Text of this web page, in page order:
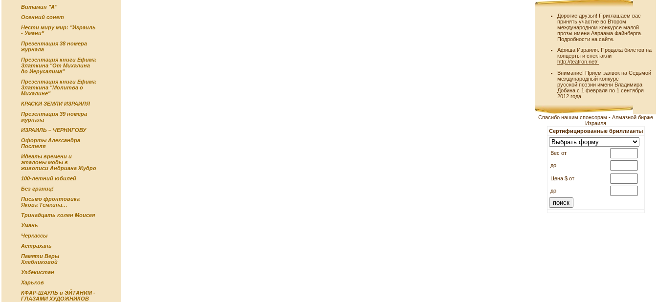
Витамин "А"
Осенний сонет
Нести миру мир: "Израиль
- Умани"
Презентация 38 номера
журнала
Презентация книги Ефима
Златкина "От Михалина
до Иерусалима"
Презентация книги Ефима
Златкина "Молитва о
Михалине"
КРАСКИ ЗЕМЛИ ИЗРАИЛЯ
Презентация 39 номера
журнала
ИЗРАИЛЬ – ЧЕРНИГОВУ
Офорты Александра
Постеля
Идеалы времени и
эталоны моды в
живописи Андриана Жудро
100-летний юбилей
Без границ!
Письмо фронтовика
Якова Темкина…
Тринадцать колен Моисея
Умань
Черкассы
Астрахань
Памяти Веры
Хлебниковой
Узбекистан
Харьков
КФАР-ШАУЛЬ и ЭЙТАНИМ -
ГЛАЗАМИ ХУДОЖНИКОВ
Дорогие друзья! Приглашаем вас
принять участие во Втором
международном конкурсе малой
прозы имени Авраама Файнберга.
Подробности на сайте.
Афиша Израиля. Продажа билетов на
концерты и спектакли
http://teatron.net/
Внимание! Прием заявок на Седьмой
международный конкурс
русской поэзии имени Владимира
Добина с 1 февраля по 1 сентября
2012 года.
Спасибо нашим спонсорам - Алмазной бирже
Израиля
Сертифицированные бриллианты
Вес от
до
Цена $ от
до